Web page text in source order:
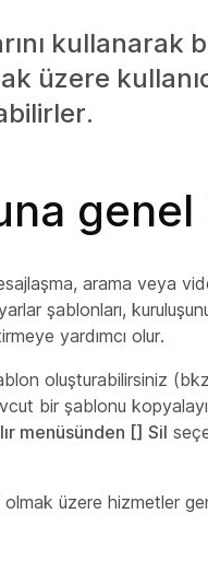
kullanarak
üzere
genel
arama veya
şablonları,
yardımcı olur.
oluşturabilirsiniz
bir şablonu
menüsünden [] Sil
üzere hizmetler